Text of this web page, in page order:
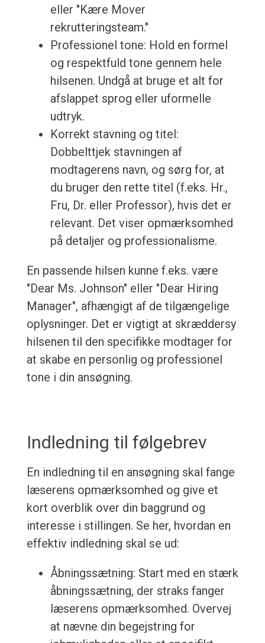
eller "Kære Mover
rekrutteringsteam."
Professionel tone: Hold en formel
og respektfuld tone gennem hele
hilsenen. Undgå at bruge et alt for
afslappet sprog eller uformelle
udtryk.
Korrekt stavning og titel:
Dobbelttjek stavningen af
modtagerens navn, og sørg for, at
du bruger den rette titel (f.eks. Hr.,
Fru, Dr. eller Professor), hvis det er
relevant. Det viser opmærksomhed
på detaljer og professionalisme.
En passende hilsen kunne f.eks. være
"Dear Ms. Johnson" eller "Dear Hiring
Manager", afhængigt af de tilgængelige
oplysninger. Det er vigtigt at skræddersy
hilsenen til den specifikke modtager for
at skabe en personlig og professionel
tone i din ansøgning.
Indledning til følgebrev
En indledning til en ansøgning skal fange
læserens opmærksomhed og give et
kort overblik over din baggrund og
interesse i stillingen. Se her, hvordan en
effektiv indledning skal se ud:
Åbningssætning: Start med en stærk
åbningssætning, der straks fanger
læserens opmærksomhed. Overvej
at nævne din begejstring for